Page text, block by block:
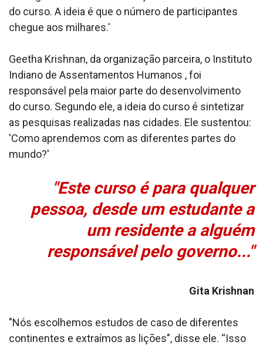
do curso. A ideia é que o número de participantes
chegue aos milhares.'
Geetha Krishnan, da organização parceira, o Instituto
Indiano de Assentamentos Humanos , foi
responsável pela maior parte do desenvolvimento
do curso. Segundo ele, a ideia do curso é sintetizar
as pesquisas realizadas nas cidades. Ele sustentou:
'Como aprendemos com as diferentes partes do
mundo?'
"Este curso é para qualquer
pessoa, desde um estudante a
um residente a alguém
responsável pelo governo..."
Gita Krishnan
"Nós escolhemos estudos de caso de diferentes
continentes e extraímos as lições", disse ele. “Isso